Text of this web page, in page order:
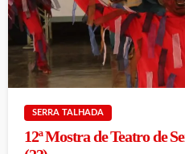
SERRA TALHADA
12ª Mostra de Teatro de